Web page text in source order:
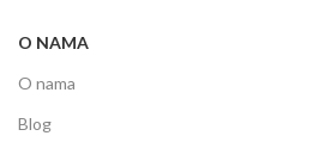
O NAMA
O nama
Blog